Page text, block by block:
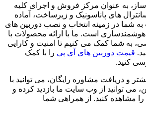
به عنوان مرکز فروش و اجرای کلیه
های پاناسونیک و زیرساخت، آماده
به شما در زمینه انتخاب و نصب دوربین های
است. ما با ارائه محصولات با
به شما کمک می کنیم تا امنیت و کارایی
قیمت دوربین های آی پی را با کمک
کنید.
و دریافت مشاوره رایگان، می توانید با
می توانید از وب سایت ما بازدید کرده و
مشاهده کنید. از همراهی شما